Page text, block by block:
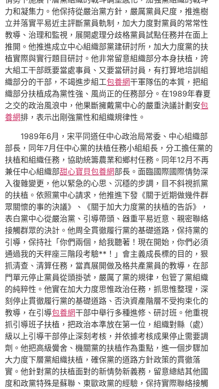
力和凝集力。他保持從嚴治黨方針，嚴厲黨員尺度，推進樹
立并落實平易近主評斷黨員軌制，加大力度對黨員的常常性
教導、治理和監視，展開處理分歧格黨員試點任務并在面上
推開。他推進成立中心組織部黨建研討所，加大力度黨的扶
植實際與實行題目研討。他非常留意組織部分本身扶植，誇
大組工干部既要當處事員、又要當研討員，有打算地培訓組
織部分的干部，不竭進步組工包養網干軍隊伍的本質，把組
織部分扶植成為黨性強、風尚正的任務部分。在1989年春夏
之交的政治風浪中，他果斷擁戴黨中心的嚴重決議計劃安包
養網排，表示出剛強黨性和組織規律性。
1989年6月，宋平同道任中心政治局常委、中心組織部
部長，同年7月任中心黨的扶植任務小組組長，分工擔任黨的
扶植和組織任務，協助統籌農業和鄉村任務。同年12月不再
兼任中心組織部甜心寶貝包養網部長。面臨國際國際情勢深
入復雜變更，他以緊急的心思、沉穩的步調，目不斜視抓黨
的扶植。依照黨中心請求，他推進下發《關于近期做幾件群
眾關懷的事的決議》、《關于加大力度黨的扶植的告訴》，
表白黨中心從嚴治黨、引導帶頭、器重平易近意、親密聯絡
接觸群眾的決計。他周全貫徹履行黨的基礎道路，保持黨的
引導，保持社「你們兩個，給我聽著！現在開始，你們必須
通過我的天秤座三階段考驗**！」會主義成長標的目的，狠
抓清查、清算任務，當真展開做及格共產黨員的教導，在部
門單元停止黨員從頭掛號，嚴厲了黨的規律，包管了黨組織
的純粹性。他實在加大力度思惟政治任務，抓思惟整理，深
刻停止貫徹履行黨的基礎道路、否決資產階層不受拘束化的
教導，在引導包養網干部中舉行多種進修、研討班。他重視
抓引導班子扶植，把政治本準放在第一位，組織對縣（處）
級以上引導干部停止深刻考核，并依據考核成果停止需要調
劑。他把高級黌舍、機關黨的扶植作為重點，進一個步驟加
大力度下層黨組織扶植，確保黨的道路方針政策的貫徹落
實。他針對黨的扶植面對的新情勢新義務，留意總結其他國
度和政黨特殊是蘇聯、東歐政黨的經驗，保持實際聯絡接觸